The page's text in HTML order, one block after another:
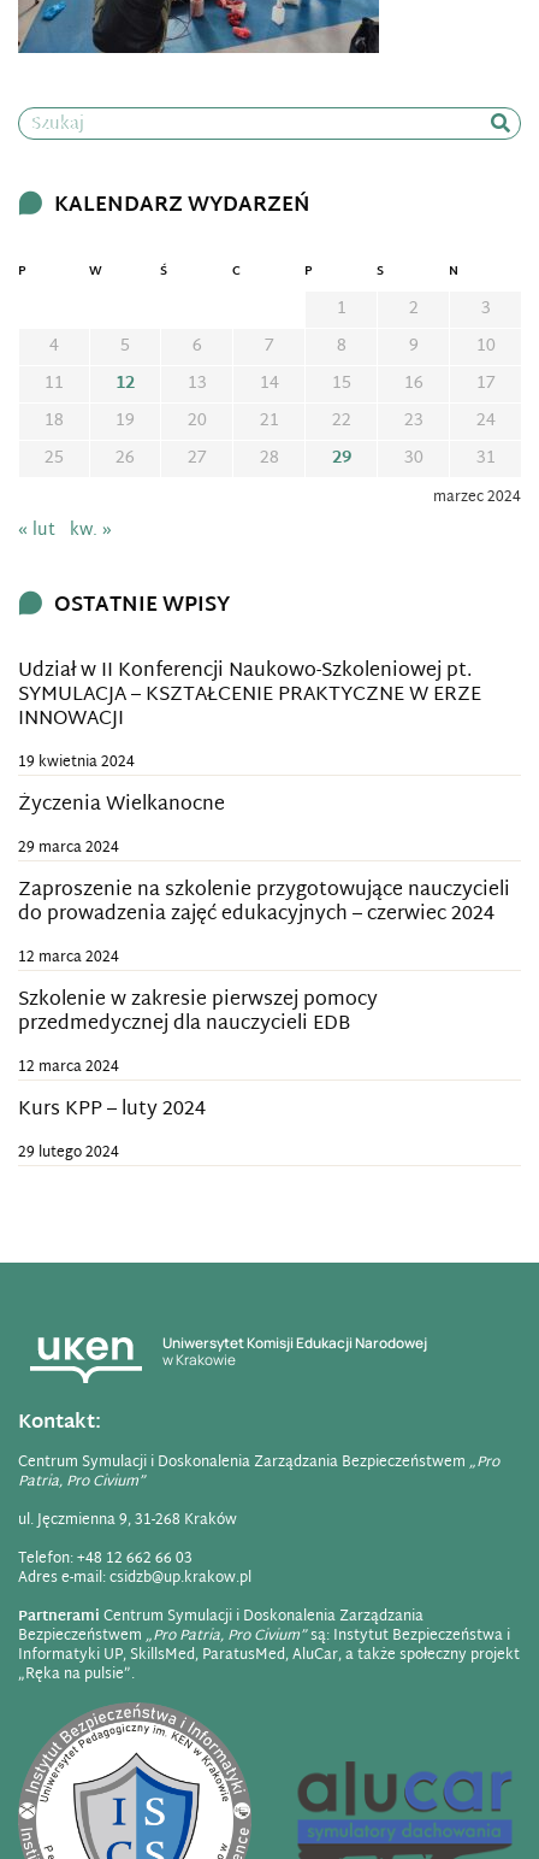
Szukaj
KALENDARZ WYDARZEŃ
marzec 2024
P W Ś C P S N
1 2
3
4
5 6 7 8 9
10
11
12 13 14 15 16
17
18
19 20 21 22 23
24
25
26 27 28 29 30 31
« lut kw. »
OSTATNIE WPISY
Udział w II Konferencji Naukowo-Szkoleniowej pt.
SYMULACJA – KSZTAŁCENIE PRAKTYCZNE W ERZE
INNOWACJI
19 kwietnia 2024
Życzenia Wielkanocne
29 marca 2024
Zaproszenie na szkolenie przygotowujące nauczycieli
do prowadzenia zajęć edukacyjnych – czerwiec 2024
12 marca 2024
Szkolenie w zakresie pierwszej pomocy
przedmedycznej dla nauczycieli EDB
12 marca 2024
Kurs KPP – luty 2024
29 lutego 2024
Uniwersytet Komisji Edukacji Narodowej
w Krakowie
Kontakt:
Centrum Symulacji i Doskonalenia Zarządzania Bezpieczeństwem„Pro
Patria, Pro Civium”
ul. Jęczmienna 9, 31-268 Kraków
Telefon:+48 12 662 66 03
Adres e-mail:csidzb@up.krakow.pl
PartneramiCentrum Symulacji i Doskonalenia Zarządzania
Bezpieczeństwem„Pro Patria, Pro Civium”są: Instytut Bezpieczeństwa i
Informatyki UP, SkillsMed, ParatusMed, AluCar, a także społeczny projekt
„Ręka na pulsie”.